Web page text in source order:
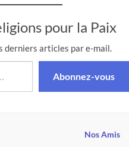
pour la Paix
derniers articles par e-mail.
Abonnez-vous
Nos Amis